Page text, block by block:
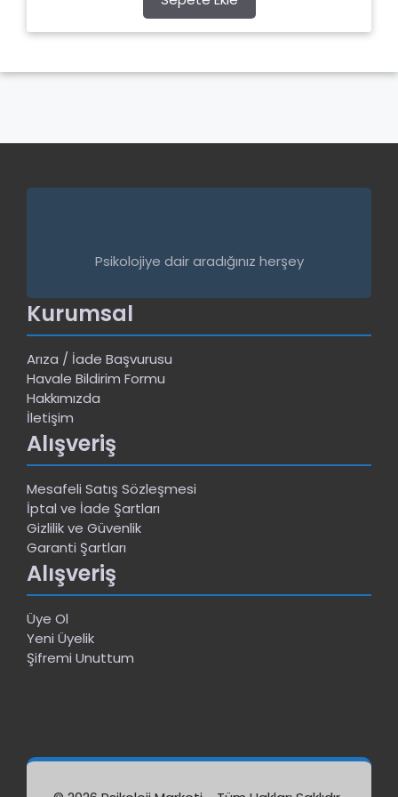
f
5
Psikolojiye dair aradığınız herşey
Kurumsal
Arıza / İade Başvurusu
Havale Bildirim Formu
Hakkımızda
İletişim
Alışveriş
Mesafeli Satış Sözleşmesi
İptal ve İade Şartları
Gizlilik ve Güvenlik
Garanti Şartları
Alışveriş
Üye Ol
Yeni Üyelik
Şifremi Unuttum